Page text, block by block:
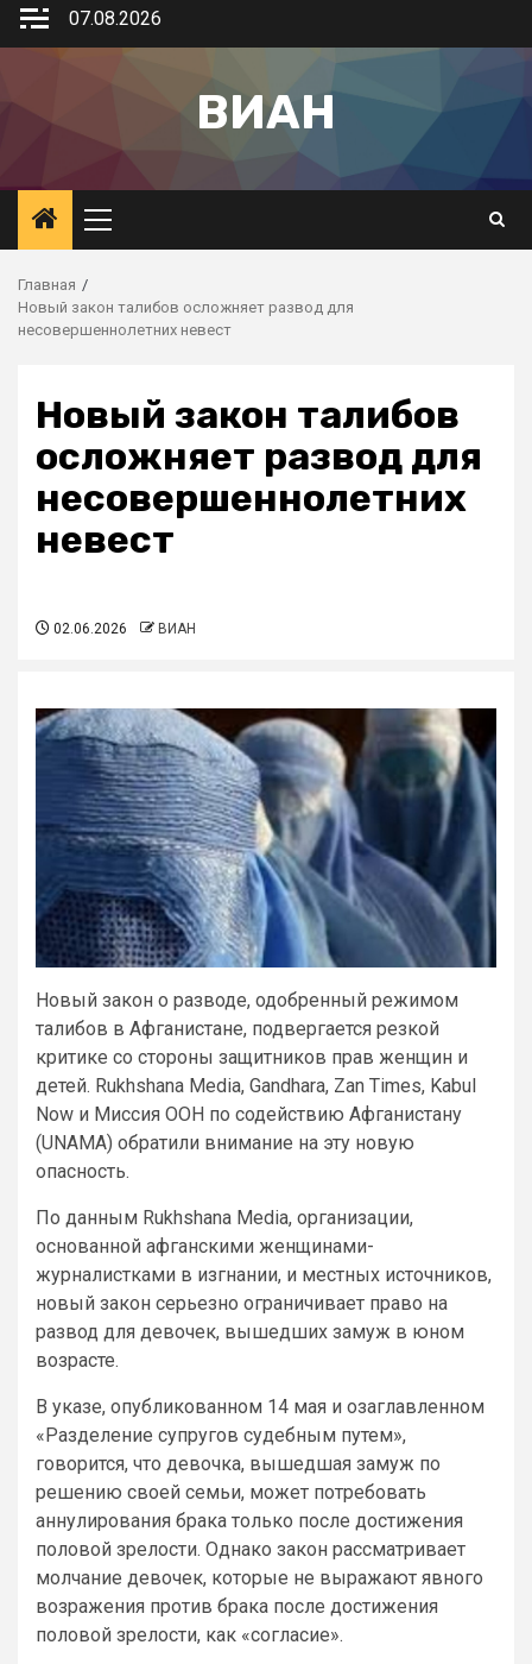
07.08.2026
ВИАН
Главная
Новый закон талибов осложняет развод для
несовершеннолетних невест
Новый закон талибов
осложняет развод для
несовершеннолетних
невест
02.06.2026 ВИАН
Новый закон о разводе, одобренный режимом
талибов в Афганистане, подвергается резкой
критике со стороны защитников прав женщин и
детей. Rukhshana Media, Gandhara, Zan Times, Kabul
Now и Миссия ООН по содействию Афганистану
(UNAMA) обратили внимание на эту новую
опасность.
По данным Rukhshana Media, организации,
основанной афганскими женщинами-
журналистками в изгнании, и местных источников,
новый закон серьезно ограничивает право на
развод для девочек, вышедших замуж в юном
возрасте.
В указе, опубликованном 14 мая и озаглавленном
«Разделение супругов судебным путем»,
говорится, что девочка, вышедшая замуж по
решению своей семьи, может потребовать
аннулирования брака только после достижения
половой зрелости. Однако закон рассматривает
молчание девочек, которые не выражают явного
возражения против брака после достижения
половой зрелости, как «согласие».